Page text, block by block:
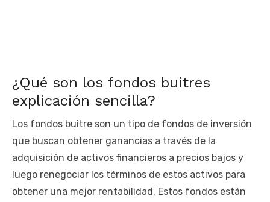
¿Qué son los fondos buitres
explicación sencilla?
Los fondos buitre son un tipo de fondos de inversión
que buscan obtener ganancias a través de la
adquisición de activos financieros a precios bajos y
luego renegociar los términos de estos activos para
obtener una mejor rentabilidad. Estos fondos están